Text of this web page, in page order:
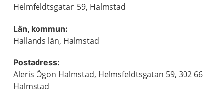
Helmfeldtsgatan 59, Halmstad
Län, kommun:
Hallands län, Halmstad
Postadress:
Aleris Ögon Halmstad, Helmsfeldtsgatan 59, 302 66
Halmstad